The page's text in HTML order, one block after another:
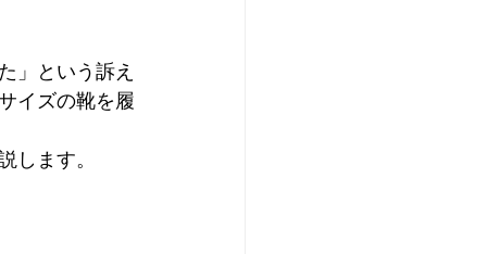
」という訴え
イズの靴を履
します。